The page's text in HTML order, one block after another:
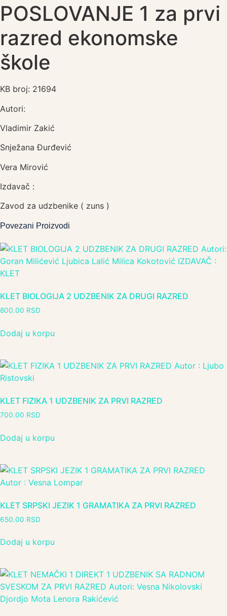
POSLOVANJE 1 za prvi
razred ekonomske
škole
KB broj: 21694
Autori:
Vladimir Zakić
Snježana Đurđević
Vera Mirović
Izdavač :
Zavod za udzbenike ( zuns )
Povezani Proizvodi
KLET BIOLOGIJA 2 UDZBENIK ZA DRUGI RAZRED
800.00 RSD
Dodaj u korpu
KLET FIZIKA 1 UDZBENIK ZA PRVI RAZRED
700.00 RSD
Dodaj u korpu
KLET SRPSKI JEZIK 1 GRAMATIKA ZA PRVI RAZRED
650.00 RSD
Dodaj u korpu